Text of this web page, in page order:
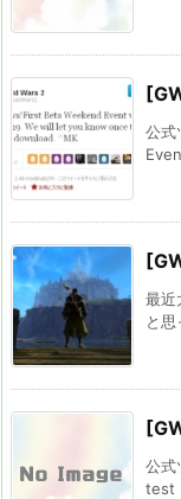
公式
最近
と
公
test